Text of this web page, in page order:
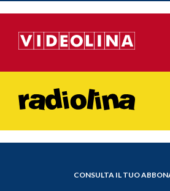
CONSULTA IL TUO